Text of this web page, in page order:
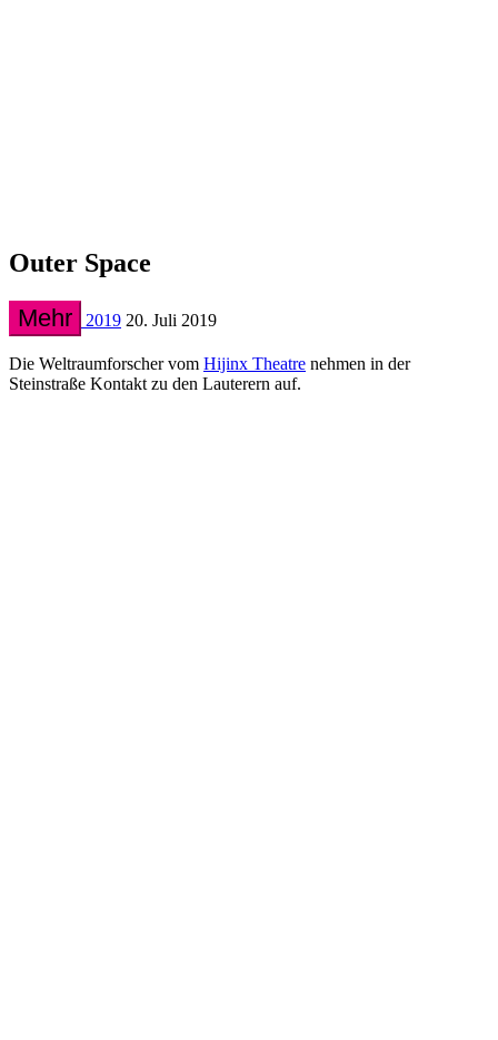
Outer Space
Mehr 2019 20. Juli 2019
Die Weltraumforscher vom Hijinx Theatre nehmen in der
Steinstraße Kontakt zu den Lauterern auf.